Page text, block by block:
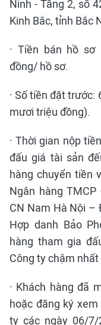
Ninh - Tầng 2, số
Kinh Bắc, tỉnh Bắc
· Tiền bán hồ sơ
đồng/ hồ sơ.
· Số tiền đặt
mươi triệu đồng).
· Thời gian nộp
đấu giá tài sản
hàng chuyển tiền
Ngân hàng
CN Nam Hà Nội –
Hợp danh Bảo
hàng tham gia
Công ty chậm
· Khách hàng đã
hoặc đăng ký
ty các ngày 06/7/